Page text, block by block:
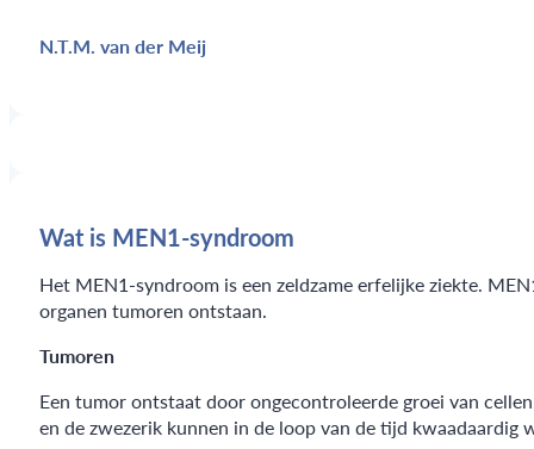
N.T.M. van der Meij
Wat is MEN1-syndroom
Het MEN1-syndroom is een zeldzame erfelijke ziekte.
organen tumoren ontstaan.
Tumoren
Een tumor ontstaat door ongecontroleerde groei van
en de zwezerik kunnen in de loop van de tijd kwaadaardig